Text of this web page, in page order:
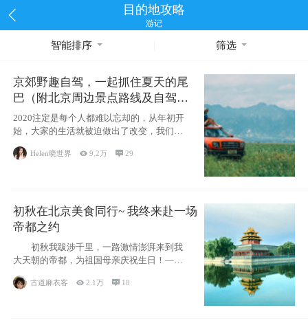
目的地攻略
游记
智能排序 筛选
京郊野趣自驾，一起抓住夏天的尾
巴（附北京周边景点路线及自驾攻
略）
2020注定是每个人都难以忘却的，从年初开
始，大家的生活就被迫做出了改变，我们也
不例外。本来双双辞职是为
Helen晓世界 9.2万 29
初秋在北京美食同行~ 我终来赴一场
帝都之约
初秋我跋涉千里，一路激情澎湃来到我
大天朝的帝都，为祖国母亲庆祝生日！——
古道麻衣客 2.1万  18